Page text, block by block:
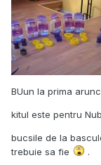
BUun la prima
kitul este pentru
bucsile de la
trebuie sa fie
.